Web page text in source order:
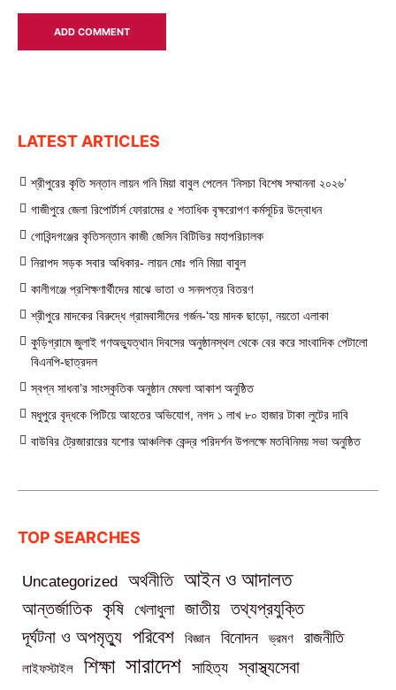
LATEST ARTICLES
শ্রীপুরের কৃতি সন্তান লায়ন গনি মিয়া বাবুল পেলেন ‘নিসচা বিশেষ সম্মাননা ২০২৬’
গাজীপুরে জেলা রিপোর্টার্স ফোরামের ৫ শতাধিক বৃক্ষরোপণ কর্মসূচির উদ্বোধন
গোবিন্দগঞ্জের কৃতিসন্তান কাজী জেসিন বিটিভির মহাপরিচালক
নিরাপদ সড়ক সবার অধিকার- লায়ন মোঃ গনি মিয়া বাবুল
কালীগঞ্জে প্রশিক্ষণার্থীদের মাঝে ভাতা ও সনদপত্র বিতরণ
শ্রীপুরে মাদকের বিরুদ্ধে গ্রামবাসীদের গর্জন-‘হয় মাদক ছাড়ো, নয়তো এলাকা
কুড়িগ্রামে জুলাই গণঅভ্যুত্থান দিবসের অনুষ্ঠানস্থল থেকে বের করে সাংবাদিক পেটালো
বিএনপি-ছাত্রদল
স্বপ্ন সাধনা’র সাংস্কৃতিক অনুষ্ঠান মেঘলা আকাশ অনুষ্ঠিত
মধুপুরে বৃদ্ধকে পিটিয়ে আহতের অভিযোগ, নগদ ১ লাখ ৮০ হাজার টাকা লুটের দাবি
বাউবির ট্রেজারারের যশোর আঞ্চলিক কেন্দ্র পরিদর্শন উপলক্ষে মতবিনিময় সভা অনুষ্ঠিত
TOP SEARCHES
Uncategorized অর্থনীতি আইন ও আদালত
আন্তর্জাতিক কৃষি খেলাধুলা জাতীয় তথ্যপ্রযুক্তি
দূর্ঘটনা ও অপমৃত্যু পরিবেশ বিজ্ঞান বিনোদন ভ্রমণ রাজনীতি
লাইফস্টাইল শিক্ষা সারাদেশ সাহিত্য স্বাস্থ্যসেবা